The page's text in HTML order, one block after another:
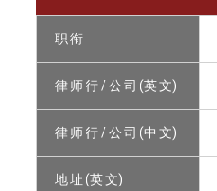
职 衔
律 师 行 / 公 司 (英 文)
律 师 行 / 公 司 (中 文)
地 址 (英 文)